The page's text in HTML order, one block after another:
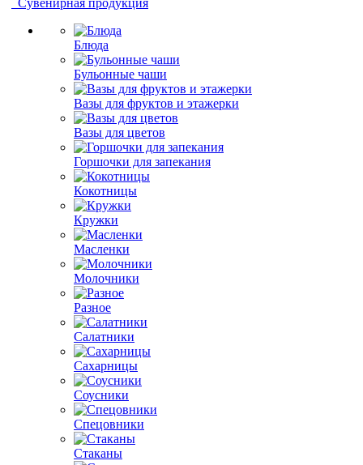
Сувенирная продукция
Блюда
Бульонные чаши
Вазы для фруктов и этажерки
Вазы для цветов
Горшочки для запекания
Кокотницы
Кружки
Масленки
Молочники
Разное
Салатники
Сахарницы
Соусники
Спецовники
Стаканы